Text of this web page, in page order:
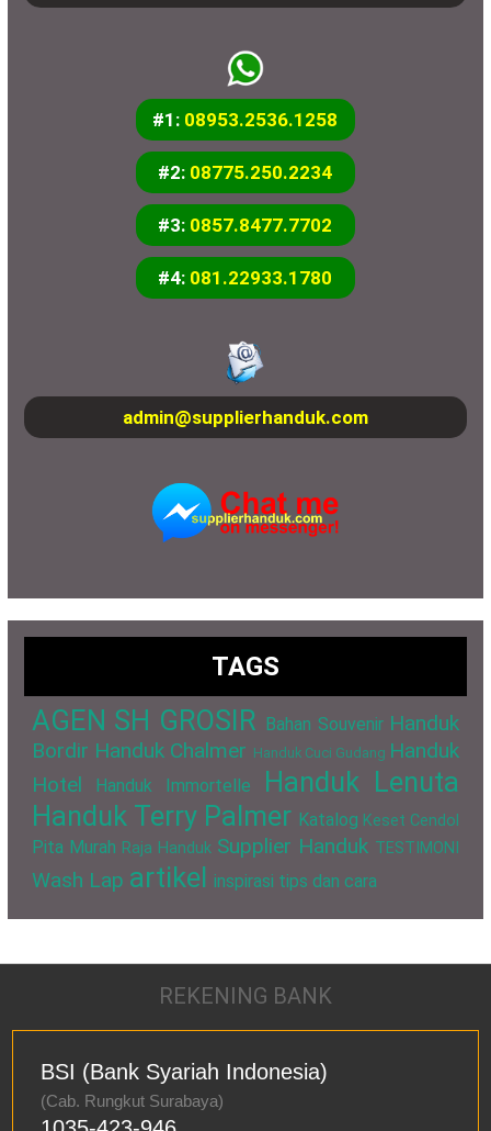
#1: 08953.2536.1258
#2: 08775.250.2234
#3: 0857.8477.7702
#4: 081.22933.1780
admin@supplierhanduk.com
TAGS
AGEN SH GROSIR Bahan Souvenir Handuk
Bordir Handuk Chalmer Handuk Cuci Gudang Handuk
Hotel
Handuk Immortelle
Handuk Lenuta
Handuk Terry Palmer Katalog Keset Cendol
Pita Murah Raja Handuk Supplier Handuk TESTIMONI
Wash Lap artikel inspirasi tips dan cara
REKENING BANK
BSI (Bank Syariah Indonesia)
(Cab. Rungkut Surabaya)